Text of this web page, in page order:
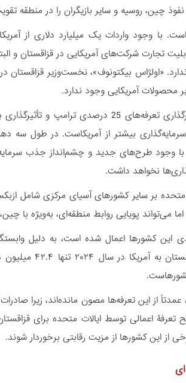
چین، روسیه و سایر بازیگران را در منطقه
با وجود واردات یک میلیارد دلاری از
تجارت شرکت‌های آمریکایی در قزاقستان و
«اولژاس بیکتونوف»، نخست‌وزیر
محصولات آمریکایی وجود ندارد.
این رویکرد به دلیل واهمۀ قزاقستان از توسعۀ دایرۀ
با وجود طرح‌های جدید و چشم‌انداز جذب
نخواهد داشت.
بر سایر کشورهای آسیای مرکزی شامل
پویایی روابط منطقه‌ای، به‌ویژه با
درصد بر کالاهای تولیدی این کشورها اعمال شده است، به
از این تعرفه‌ها مصون مانده‌اند، زیرا